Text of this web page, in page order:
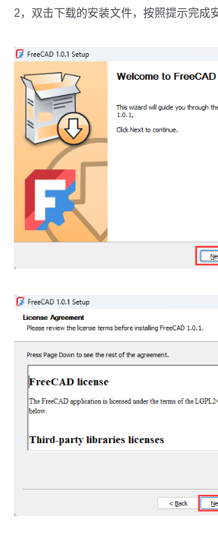
2，双击下载的安装文件，按照提示完成